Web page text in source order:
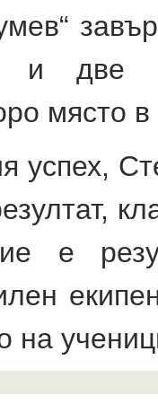
и две
място
успех,
е
на